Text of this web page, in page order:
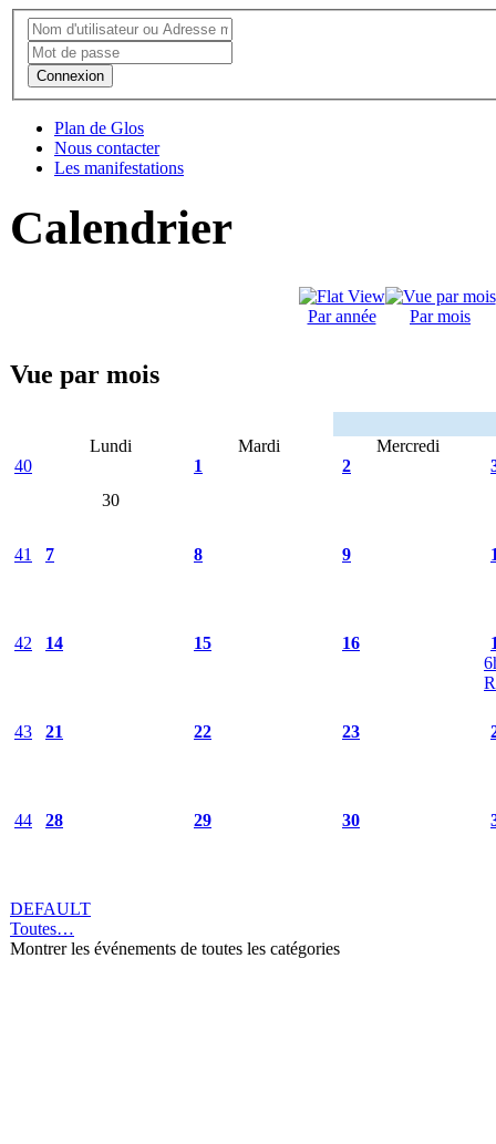
Connexion
Plan de Glos
Nous contacter
Les manifestations
Calendrier
Par année Par mois
Vue par mois
Lundi Mardi
Mercredi
40
30
1 2
41 7 8 9
42 14 15 16
43 21 22 23
44 28 29 30
DEFAULT
Toutes…
Montrer les événements de toutes les catégories